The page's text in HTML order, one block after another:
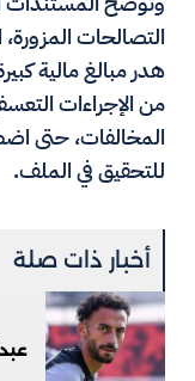
التصالحات
هدر مبالغ مالية
من الإجراءات
المخالفات، حتى
للتحقيق في الملف.
أخبار ذات صلة